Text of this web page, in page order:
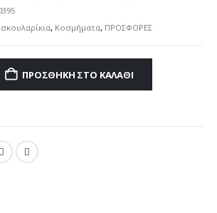
, Κοσμήματα, ΠΡΟΣΦΟΡΕΣ
ΠΡΟΣΘΉΚΗ ΣΤΟ ΚΑΛΆΘΙ